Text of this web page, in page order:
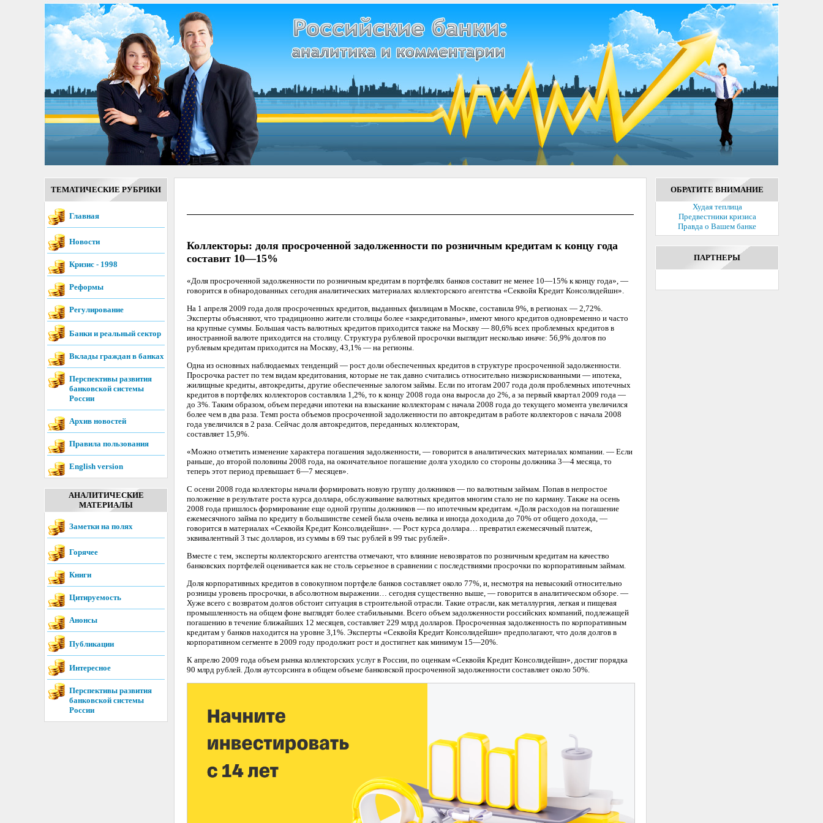
ТЕМАТИЧЕСКИЕ РУБРИКИ
Главная
Новости
Кризис - 1998
Реформы
Регулирование
Банки и реальный сектор
Вклады граждан в банках
Перспективы развития
банковской системы
России
Архив новостей
Правила пользования
English version
АНАЛИТИЧЕСКИЕ
МАТЕРИАЛЫ
Заметки на полях
Горячее
Книги
Цитируемость
Анонсы
Публикации
Интересное
Перспективы развития
банковской системы
России
Коллекторы: доля просроченной задолженности по розничным кредитам к концу года
составит 10—15%
«Доля просроченной задолженности по розничным кредитам в портфелях банков составит не менее 10—15% к концу года», —
говорится в обнародованных сегодня аналитических материалах коллекторского агентства «Секвойя Кредит Консолидейшн».
На 1 апреля 2009 года доля просроченных кредитов, выданных физлицам в Москве, составила 9%, в регионах — 2,72%.
Эксперты объясняют, что традиционно жители столицы более «закредитованы», имеют много кредитов одновременно и часто
на крупные суммы. Большая часть валютных кредитов приходится также на Москву — 80,6% всех проблемных кредитов в
иностранной валюте приходится на столицу. Структура рублевой просрочки выглядит несколько иначе: 56,9% долгов по
рублевым кредитам приходится на Москву, 43,1% — на регионы.
Одна из основных наблюдаемых тенденций — рост доли обеспеченных кредитов в структуре просроченной задолженности.
Просрочка растет по тем видам кредитования, которые не так давно считались относительно низкорискованными — ипотека,
жилищные кредиты, автокредиты, другие обеспеченные залогом займы. Если по итогам 2007 года доля проблемных ипотечных
кредитов в портфелях коллекторов составляла 1,2%, то к концу 2008 года она выросла до 2%, а за первый квартал 2009 года —
до 3%. Таким образом, объем передачи ипотеки на взыскание коллекторам с начала 2008 года до текущего момента увеличился
более чем в два раза. Темп роста объемов просроченной задолженности по автокредитам в работе коллекторов с начала 2008
года увеличился в 2 раза. Сейчас доля автокредитов, переданных коллекторам,
составляет 15,9%.
«Можно отметить изменение характера погашения задолженности, — говорится в аналитических материалах компании. — Если
раньше, до второй половины 2008 года, на окончательное погашение долга уходило со стороны должника 3—4 месяца, то
теперь этот период превышает 6—7 месяцев».
С осени 2008 года коллекторы начали формировать новую группу должников — по валютным займам. Попав в непростое
положение в результате роста курса доллара, обслуживание валютных кредитов многим стало не по карману. Также на осень
2008 года пришлось формирование еще одной группы должников — по ипотечным кредитам. «Доля расходов на погашение
ежемесячного займа по кредиту в большинстве семей была очень велика и иногда доходила до 70% от общего дохода, —
говорится в материалах «Секвойя Кредит Консолидейшн». — Рост курса доллара… превратил ежемесячный платеж,
эквивалентный 3 тыс долларов, из суммы в 69 тыс рублей в 99 тыс рублей».
Вместе с тем, эксперты коллекторского агентства отмечают, что влияние невозвратов по розничным кредитам на качество
банковских портфелей оценивается как не столь серьезное в сравнении с последствиями просрочки по корпоративным займам.
Доля корпоративных кредитов в совокупном портфеле банков составляет около 77%, и, несмотря на невысокий относительно
розницы уровень просрочки, в абсолютном выражении… сегодня существенно выше, — говорится в аналитическом обзоре. —
Хуже всего с возвратом долгов обстоит ситуация в строительной отрасли. Такие отрасли, как металлургия, легкая и пищевая
промышленность на общем фоне выглядят более стабильными. Всего объем задолженности российских компаний, подлежащей
погашению в течение ближайших 12 месяцев, составляет 229 млрд долларов. Просроченная задолженность по корпоративным
кредитам у банков находится на уровне 3,1%. Эксперты «Секвойя Кредит Консолидейшн» предполагают, что доля долгов в
корпоративном сегменте в 2009 году продолжит рост и достигнет как минимум 15—20%.
К апрелю 2009 года объем рынка коллекторских услуг в России, по оценкам «Секвойя Кредит Консолидейшн», достиг порядка
90 млрд рублей. Доля аутсорсинга в общем объеме банковской просроченной задолженности составляет около 50%.
ОБРАТИТЕ ВНИМАНИЕ
Худая теплица
Предвестники кризиса
Правда о Вашем банке
ПАРТНЕРЫ